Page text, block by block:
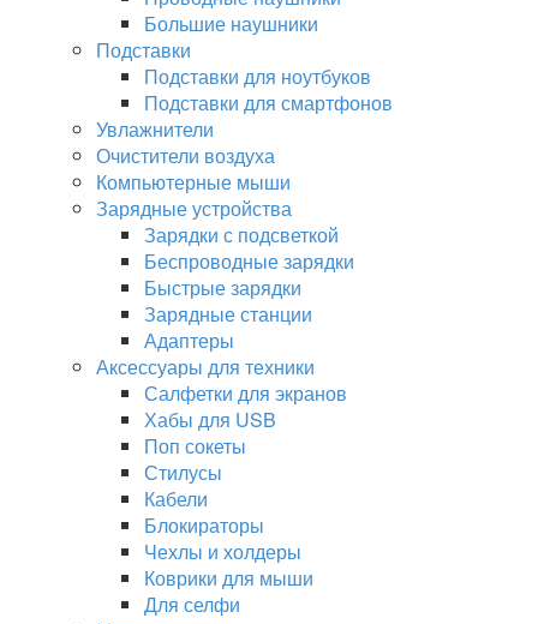
Большие наушники
Подставки
Подставки для ноутбуков
Подставки для смартфонов
Увлажнители
Очистители воздуха
Компьютерные мыши
Зарядные устройства
Зарядки с подсветкой
Беспроводные зарядки
Быстрые зарядки
Зарядные станции
Адаптеры
Аксессуары для техники
Салфетки для экранов
Хабы для USB
Поп сокеты
Стилусы
Кабели
Блокираторы
Чехлы и холдеры
Коврики для мыши
Для селфи